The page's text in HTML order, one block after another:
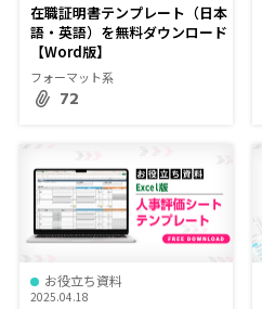
在職証明書テンプレート（日本
語・英語）を無料ダウンロード
【Word版】
フォーマット系
72
お役立ち資料
2025.04.18